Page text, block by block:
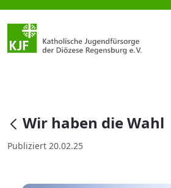
Wir haben die Wahl
null
Wir haben die Wahl
Publiziert 20.02.25